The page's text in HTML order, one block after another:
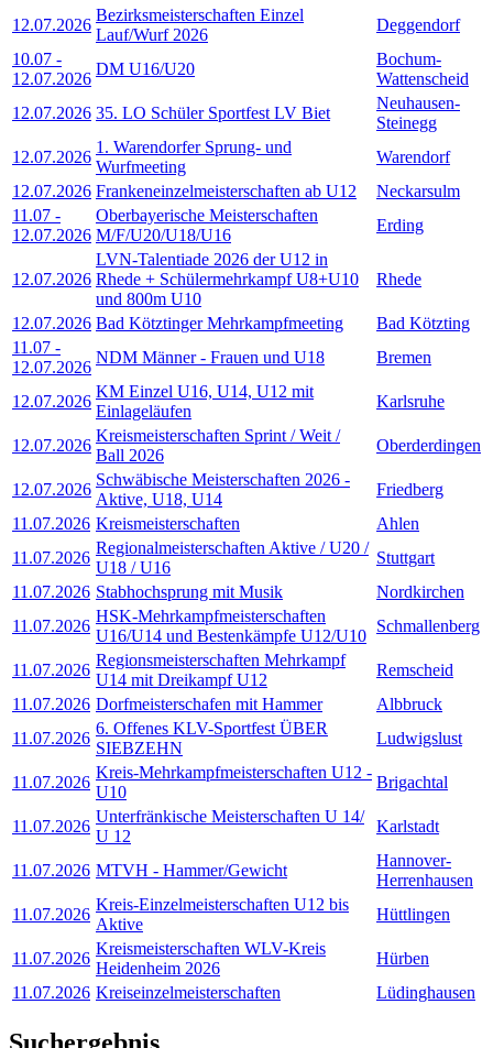
12.07.2026
Bezirksmeisterschaften Einzel
Lauf/Wurf 2026
Deggendorf
10.07 -
12.07.2026
DM U16/U20
Bochum-
Wattenscheid
12.07.2026 35. LO Schüler Sportfest LV Biet
Neuhausen-
Steinegg
12.07.2026
1. Warendorfer Sprung- und
Wurfmeeting
Warendorf
12.07.2026 Frankeneinzelmeisterschaften ab U12
Neckarsulm
11.07 -
12.07.2026
Oberbayerische Meisterschaften
M/F/U20/U18/U16
Erding
12.07.2026
LVN-Talentiade 2026 der U12 in
Rhede + Schülermehrkampf U8+U10
und 800m U10
Rhede
12.07.2026 Bad Kötztinger Mehrkampfmeeting
Bad Kötzting
11.07 -
12.07.2026
NDM Männer - Frauen und U18 Bremen
12.07.2026
KM Einzel U16, U14, U12 mit
Einlageläufen
Karlsruhe
12.07.2026
Kreismeisterschaften Sprint / Weit /
Ball 2026
Oberderdingen
12.07.2026
Schwäbische Meisterschaften 2026 -
Aktive, U18, U14
Friedberg
11.07.2026 Kreismeisterschaften
Ahlen
11.07.2026
Regionalmeisterschaften Aktive / U20 /
U18 / U16
Stuttgart
11.07.2026 Stabhochsprung mit Musik
Nordkirchen
11.07.2026
HSK-Mehrkampfmeisterschaften
U16/U14 und Bestenkämpfe U12/U10
Schmallenberg
11.07.2026
Regionsmeisterschaften Mehrkampf
U14 mit Dreikampf U12
Remscheid
11.07.2026 Dorfmeisterschafen mit Hammer
Albbruck
11.07.2026
6. Offenes KLV-Sportfest ÜBER
SIEBZEHN
Ludwigslust
11.07.2026
Kreis-Mehrkampfmeisterschaften U12 -
U10
Brigachtal
11.07.2026
Unterfränkische Meisterschaften U 14/
U 12
Karlstadt
11.07.2026 MTVH - Hammer/Gewicht
Hannover-
Herrenhausen
11.07.2026
Kreis-Einzelmeisterschaften U12 bis
Aktive
Hüttlingen
11.07.2026
Kreismeisterschaften WLV-Kreis
Heidenheim 2026
Hürben
11.07.2026 Kreiseinzelmeisterschaften Lüdinghausen
Suchergebnis